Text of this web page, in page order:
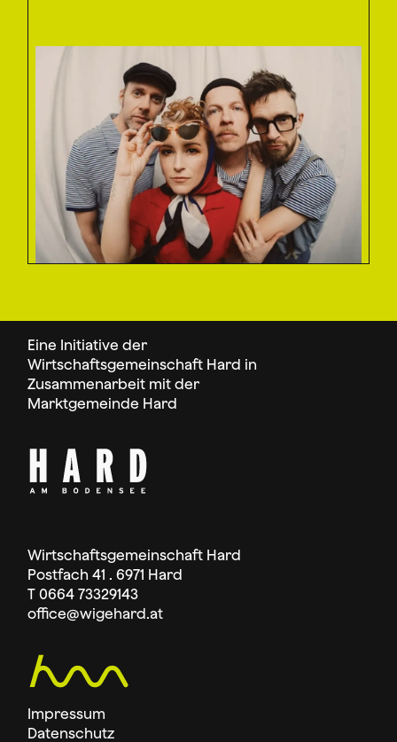
Eine Initiative der
Wirtschaftsgemeinschaft Hard in
Zusammenarbeit mit der
Marktgemeinde Hard
Wirtschaftsgemeinschaft Hard
Postfach 41 . 6971 Hard
T 0664 73329143
office@wigehard.at
Impressum
Datenschutz